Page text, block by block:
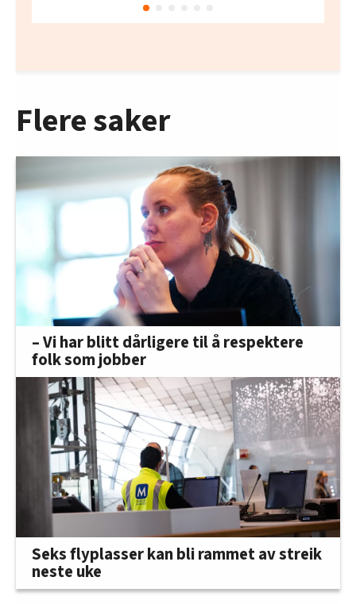
Flere saker
– Vi har blitt dårligere til å respektere
folk som jobber
Seks flyplasser kan bli rammet av streik
neste uke